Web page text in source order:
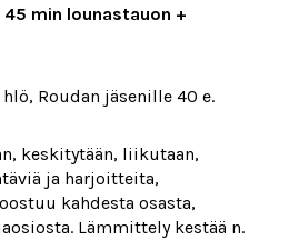
45 min lounastauon +
Roudan jäsenille 40 e.
keskitytään, liikutaan,
ja harjoitteita,
kahdesta osasta,
Lämmittely kestää n.